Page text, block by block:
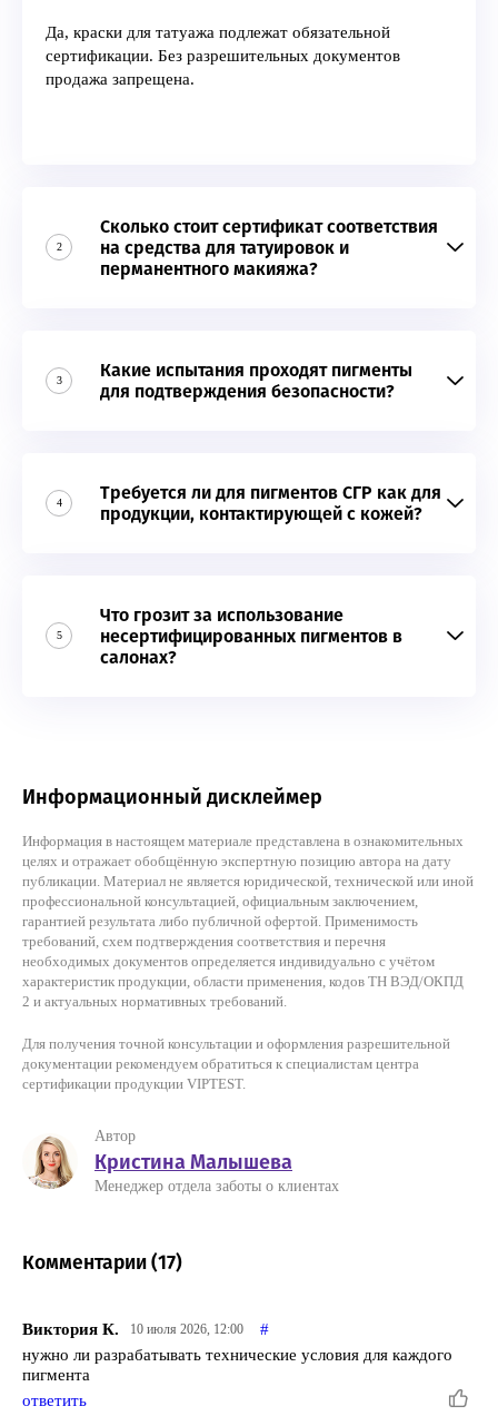
Да, краски для татуажа подлежат обязательной
сертификации. Без разрешительных документов
продажа запрещена.
2
Сколько стоит сертификат соответствия
на средства для татуировок и
перманентного макияжа?
3
Какие испытания проходят пигменты
для подтверждения безопасности?
4
Требуется ли для пигментов СГР как для
продукции, контактирующей с кожей?
5
Что грозит за использование
несертифицированных пигментов в
салонах?
Информационный дисклеймер
Информация в настоящем материале представлена в ознакомительных
целях и отражает обобщённую экспертную позицию автора на дату
публикации. Материал не является юридической, технической или иной
профессиональной консультацией, официальным заключением,
гарантией результата либо публичной офертой. Применимость
требований, схем подтверждения соответствия и перечня
необходимых документов определяется индивидуально с учётом
характеристик продукции, области применения, кодов ТН ВЭД/ОКПД
2 и актуальных нормативных требований.
Для получения точной консультации и оформления разрешительной
документации рекомендуем обратиться к специалистам центра
сертификации продукции VIPTEST.
Автор
Кристина Малышева
Менеджер отдела заботы о клиентах
Комментарии (17)
Виктория К. 10 июля 2026, 12:00
#
нужно ли разрабатывать технические условия для каждого
пигмента
ответить